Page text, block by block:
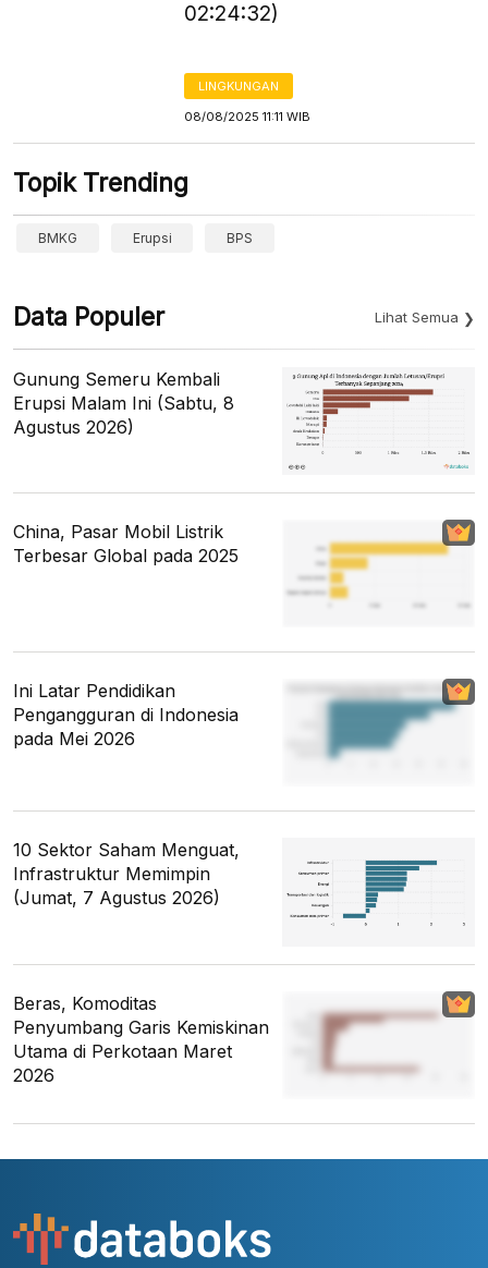
02:24:32)
LINGKUNGAN
08/08/2025 11:11 WIB
Topik Trending
BMKG Erupsi BPS
Data Populer Lihat Semua
Gunung Semeru Kembali
Erupsi Malam Ini (Sabtu, 8
Agustus 2026)
China, Pasar Mobil Listrik
Terbesar Global pada 2025
Ini Latar Pendidikan
Pengangguran di Indonesia
pada Mei 2026
10 Sektor Saham Menguat,
Infrastruktur Memimpin
(Jumat, 7 Agustus 2026)
Beras, Komoditas
Penyumbang Garis Kemiskinan
Utama di Perkotaan Maret
2026